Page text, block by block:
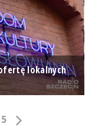
lokalnych
5